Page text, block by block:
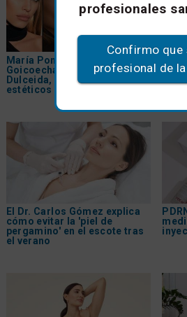
María Pombo, Jessica
Goicoecha, Laura Escanes y
Dulceida, los retoques
estéticos de las
El Dr. Carlos Gómez explica
cómo evitar la 'piel de
pergamino' en el escote tras
el verano
profesionales
Confirmo que
profesional de